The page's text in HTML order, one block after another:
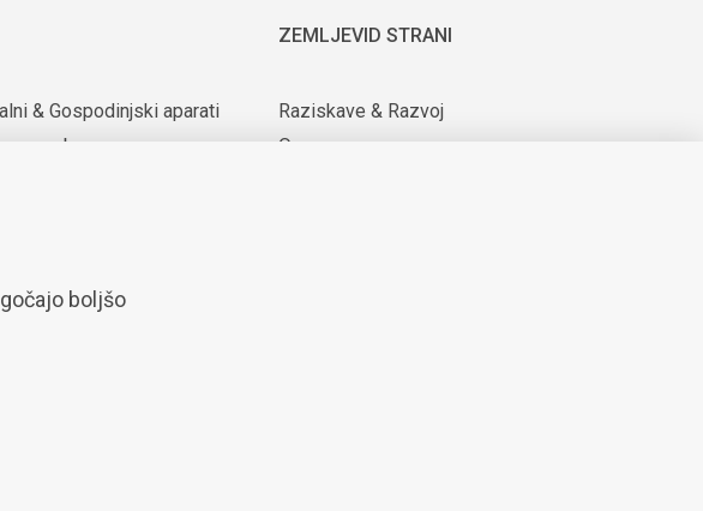
& Gospodinjski aparati
uporaba
ZEMLJEVID STRANI
Raziskave & Razvoj
O nas
boljšo